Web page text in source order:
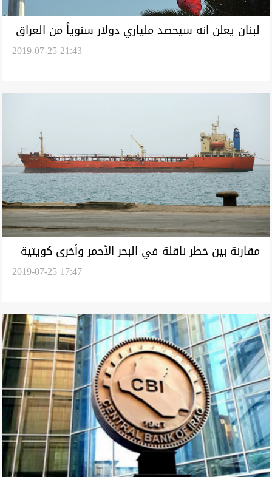
لبنان يعلن انه سيحصد ملياري دولار سنوياً من العراق
2019-07-25 21:43
مقارنة بين خطر ناقلة في البحر الأحمر وأخرى كويتية
2019-07-25 17:47